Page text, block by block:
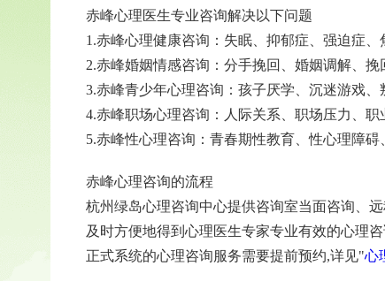
赤峰心理医生专业咨询解决以下问题
1.赤峰心理健康咨询：失眠、抑郁症、强迫症
2.赤峰婚姻情感咨询：分手挽回、婚姻调解、
3.赤峰青少年心理咨询：孩子厌学、沉迷游戏
4.赤峰职场心理咨询：人际关系、职场压力、职
5.赤峰性心理咨询：青春期性教育、性心理障
赤峰心理咨询的流程
杭州绿岛心理咨询中心提供咨询室当面咨询、
及时方便地得到心理医生专家专业有效的心理咨
正式系统的心理咨询服务需要提前预约,详见"心